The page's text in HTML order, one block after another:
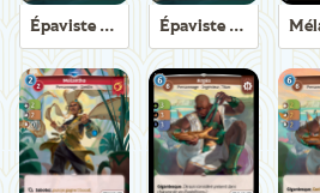
Épaviste Axiom Épaviste Axiom